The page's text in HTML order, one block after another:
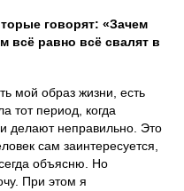
говорят: «Зачем
всё равно всё свалят в
мой образ жизни, есть
тот период, когда
делают неправильно. Это
сам заинтересуется,
объясню. Но
При этом я